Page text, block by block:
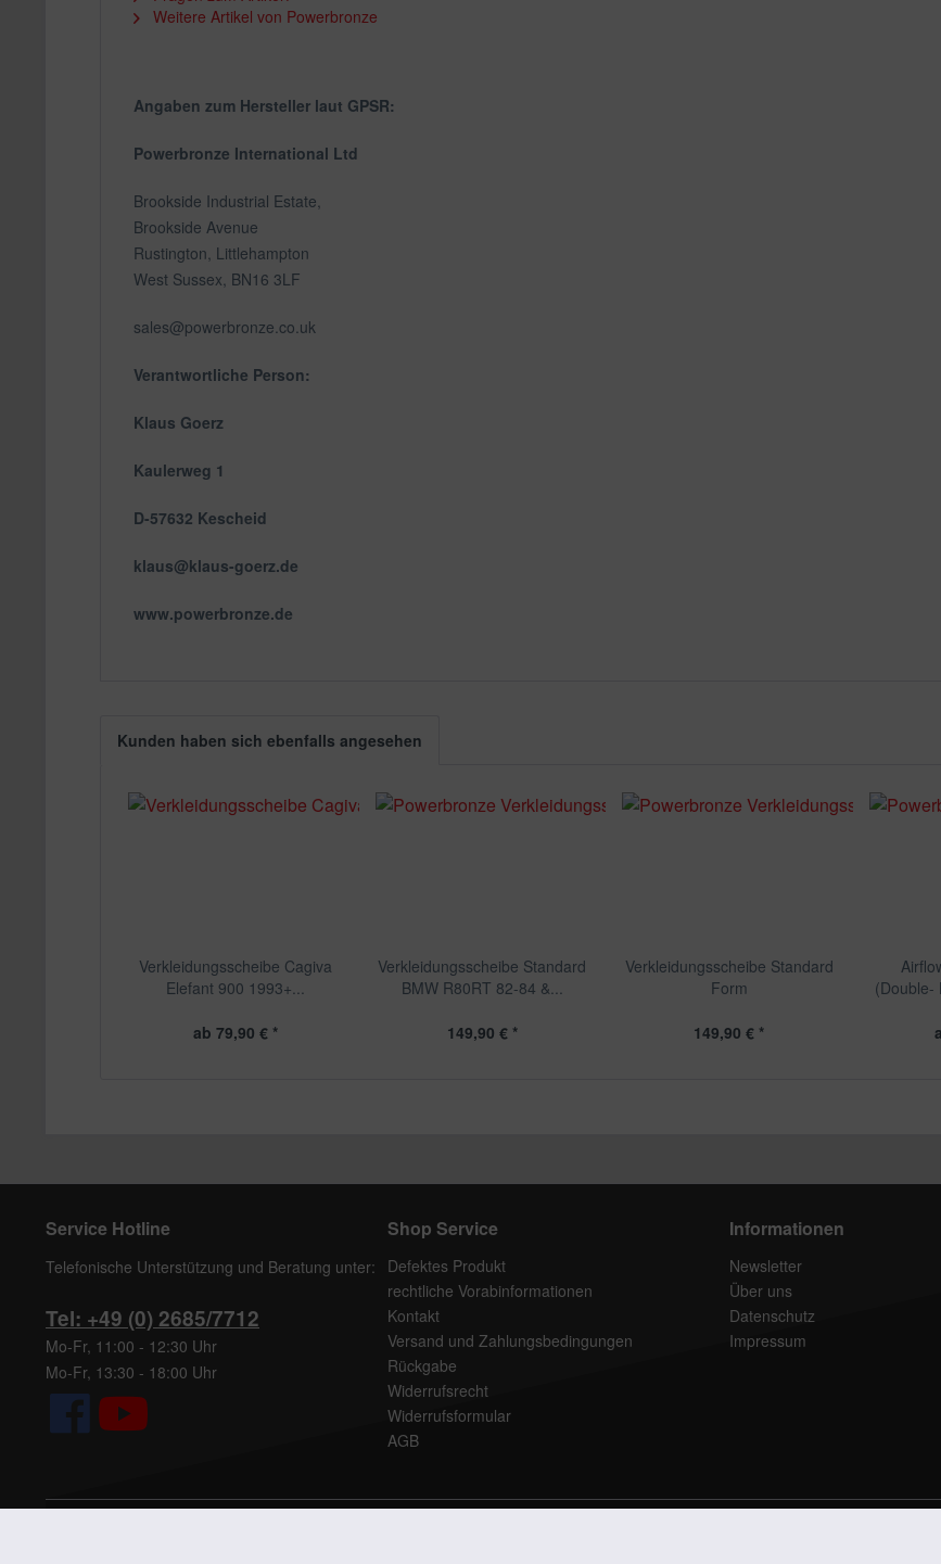
Weitere Artikel von Powerbronze
Angaben zum Hersteller laut GPSR:
Powerbronze International Ltd
Brookside Industrial Estate,
Brookside Avenue
Rustington, Littlehampton
West Sussex, BN16 3LF
sales@powerbronze.co.uk
Verantwortliche Person:
Klaus Goerz
Kaulerweg 1
D-57632 Kescheid
klaus@klaus-goerz.de
www.powerbronze.de
Kunden haben sich ebenfalls angesehen
Verkleidungsscheibe Cagiva
Elefant 900 1993+...
ab 79,90 € *
Verkleidungsscheibe Standard
BMW R80RT 82-84 &...
149,90 € *
Verkleidungsscheibe Standard
Form
149,90 € *
(Double-
Service Hotline
Telefonische Unterstützung und Beratung unter:
Tel: +49 (0) 2685/7712
Mo-Fr, 11:00 - 12:30 Uhr
Mo-Fr, 13:30 - 18:00 Uhr
Shop Service
Defektes Produkt
rechtliche Vorabinformationen
Kontakt
Versand und Zahlungsbedingungen
Rückgabe
Widerrufsrecht
Widerrufsformular
AGB
Informationen
Newsletter
Über uns
Datenschutz
Impressum